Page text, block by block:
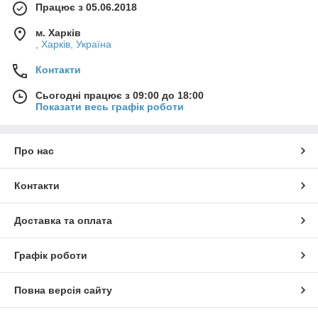
Працює з 05.06.2018
м. Харків
, Харків, Україна
Контакти
Сьогодні працює з 09:00 до 18:00
Показати весь графік роботи
Про нас
Контакти
Доставка та оплата
Графік роботи
Повна версія сайту